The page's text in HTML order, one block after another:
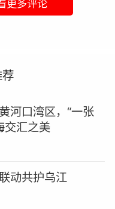
更多评论
河口湾区，“一张
交汇之美
动共护乌江